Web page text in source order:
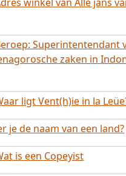
Superintentendant
zaken in
ligt Vent(h)ie in la
je de naam van een land?
is een Copeyist